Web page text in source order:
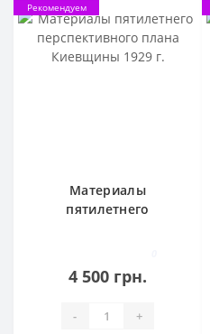
Рекомендуем
Материалы
пятилетнего
4 500 грн.
- +